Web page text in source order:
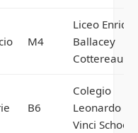
M4
Liceo
Ballacey
Cottereau
B6
Colegio
Leonardo Da
Vinci School